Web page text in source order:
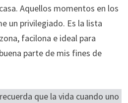
Aquellos momentos en los
un privilegiado. Es la lista
facilona e ideal para
parte de mis fines de
que la vida cuando uno